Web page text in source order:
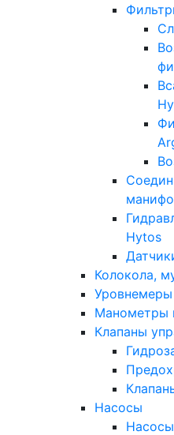
Hytos
Колокола,
Манометры
Клапаны
Насосы